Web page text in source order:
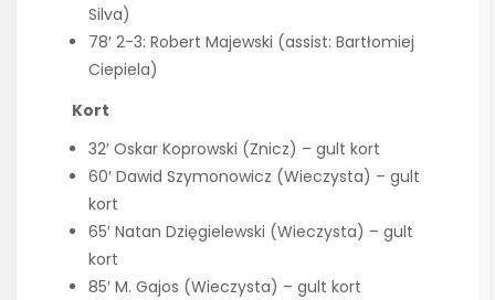
Silva)
78′ 2-3: Robert Majewski (assist: Bartłomiej
Ciepiela)
Kort
32′ Oskar Koprowski (Znicz) – gult kort
60′ Dawid Szymonowicz (Wieczysta) – gult
kort
65′ Natan Dzięgielewski (Wieczysta) – gult
kort
85′ M. Gajos (Wieczysta) – gult kort